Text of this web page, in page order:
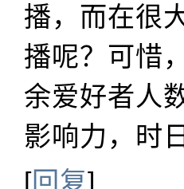
播，而在很
播呢？可惜
余爱好者人
影响力，时
[回复]